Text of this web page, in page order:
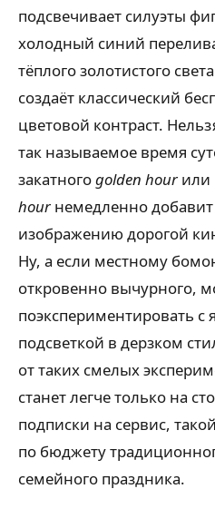
подсвечивает силуэты
холодный синий
тёплого золотистого
создаёт классический
цветовой контраст.
так называемое время
закатногоgolden hour или
hour немедленно
изображению дорогой
Ну, а если местному
откровенно вычурного,
поэкспериментировать с
подсветкой в дерзком
от таких смелых
станет легче только на
подписки на сервис,
по бюджету
семейного праздника.